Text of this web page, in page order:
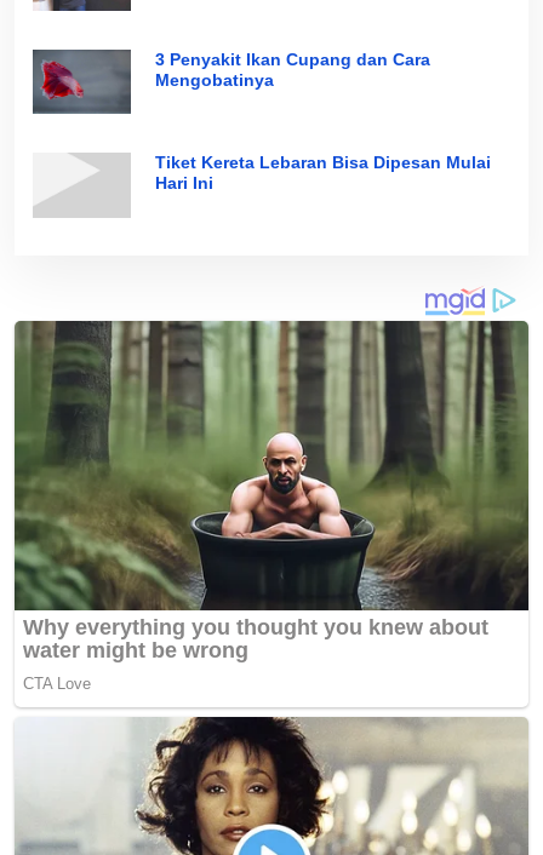
3 Penyakit Ikan Cupang dan Cara
Mengobatinya
Tiket Kereta Lebaran Bisa Dipesan Mulai
Hari Ini